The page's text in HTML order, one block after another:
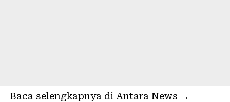
Baca selengkapnya di Antara News →